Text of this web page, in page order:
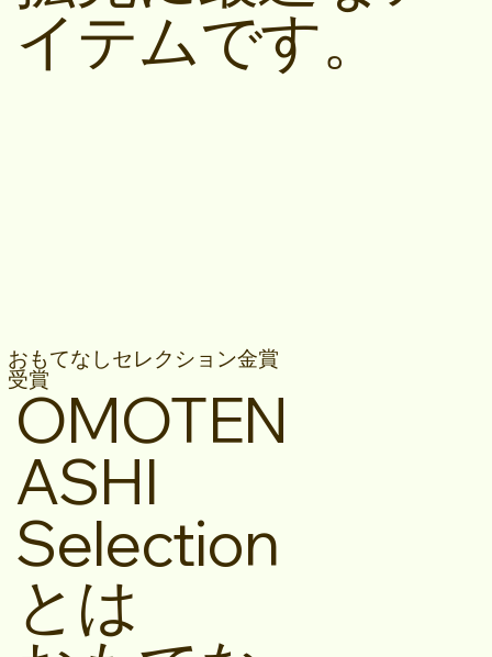
イテムです。
おもてなしセレクション金賞
受賞
OMOTEN
ASHI
Selection
とは